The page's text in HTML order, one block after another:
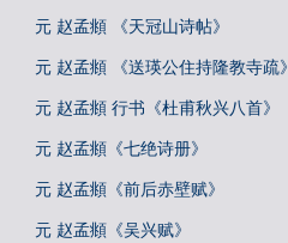
元 赵孟頫 《天冠山诗帖》
元 赵孟頫 《送瑛公住持隆教寺疏》
元 赵孟頫 行书《杜甫秋兴八首》
元 赵孟頫《七绝诗册》
元 赵孟頫《前后赤壁赋》
元 赵孟頫《吴兴赋》